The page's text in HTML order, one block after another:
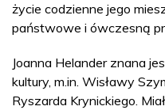
życie codzienne jego
państwowe i ówczesną
Joanna Helander znana
kultury, m.in. Wisławy
Ryszarda Krynickiego.